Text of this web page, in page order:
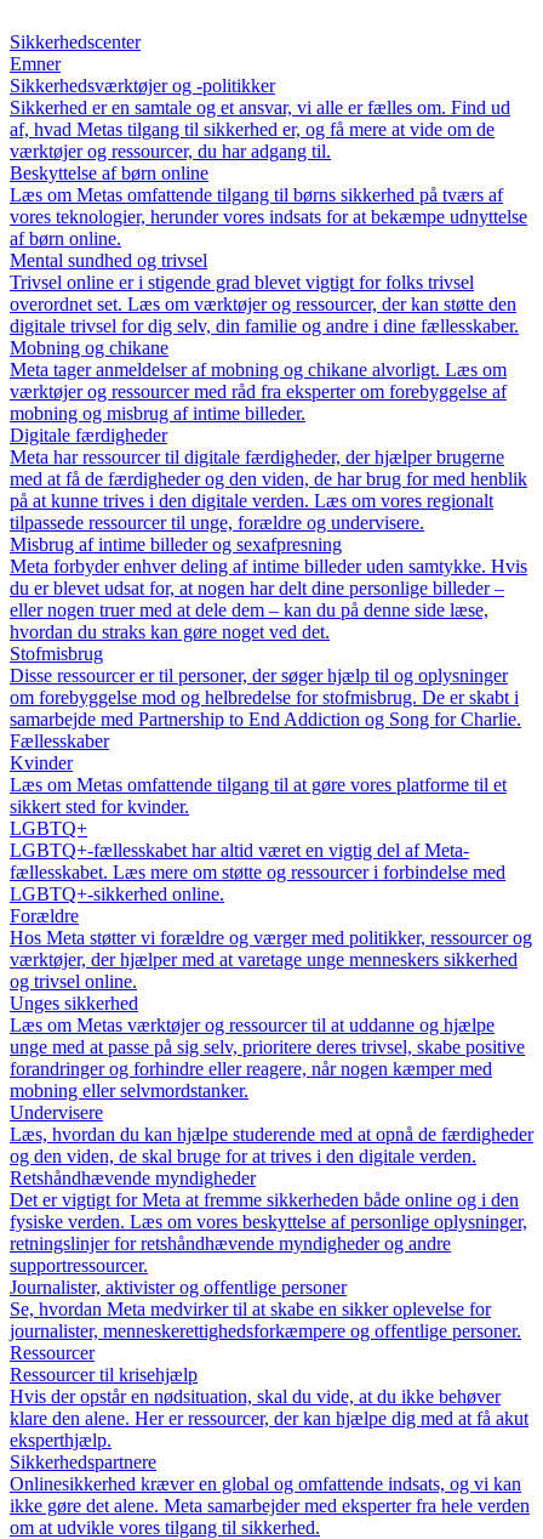
Sikkerhedscenter
Emner
Sikkerhedsværktøjer og -politikker
Sikkerhed er en samtale og et ansvar, vi alle er fælles om. Find ud
af, hvad Metas tilgang til sikkerhed er, og få mere at vide om de
værktøjer og ressourcer, du har adgang til.
Beskyttelse af børn online
Læs om Metas omfattende tilgang til børns sikkerhed på tværs af
vores teknologier, herunder vores indsats for at bekæmpe udnyttelse
af børn online.
Mental sundhed og trivsel
Trivsel online er i stigende grad blevet vigtigt for folks trivsel
overordnet set. Læs om værktøjer og ressourcer, der kan støtte den
digitale trivsel for dig selv, din familie og andre i dine fællesskaber.
Mobning og chikane
Meta tager anmeldelser af mobning og chikane alvorligt. Læs om
værktøjer og ressourcer med råd fra eksperter om forebyggelse af
mobning og misbrug af intime billeder.
Digitale færdigheder
Meta har ressourcer til digitale færdigheder, der hjælper brugerne
med at få de færdigheder og den viden, de har brug for med henblik
på at kunne trives i den digitale verden. Læs om vores regionalt
tilpassede ressourcer til unge, forældre og undervisere.
Misbrug af intime billeder og sexafpresning
Meta forbyder enhver deling af intime billeder uden samtykke. Hvis
du er blevet udsat for, at nogen har delt dine personlige billeder –
eller nogen truer med at dele dem – kan du på denne side læse,
hvordan du straks kan gøre noget ved det.
Stofmisbrug
Disse ressourcer er til personer, der søger hjælp til og oplysninger
om forebyggelse mod og helbredelse for stofmisbrug. De er skabt i
samarbejde med Partnership to End Addiction og Song for Charlie.
Fællesskaber
Kvinder
Læs om Metas omfattende tilgang til at gøre vores platforme til et
sikkert sted for kvinder.
LGBTQ+
LGBTQ+-fællesskabet har altid været en vigtig del af Meta-
fællesskabet. Læs mere om støtte og ressourcer i forbindelse med
LGBTQ+-sikkerhed online.
Forældre
Hos Meta støtter vi forældre og værger med politikker, ressourcer og
værktøjer, der hjælper med at varetage unge menneskers sikkerhed
og trivsel online.
Unges sikkerhed
Læs om Metas værktøjer og ressourcer til at uddanne og hjælpe
unge med at passe på sig selv, prioritere deres trivsel, skabe positive
forandringer og forhindre eller reagere, når nogen kæmper med
mobning eller selvmordstanker.
Undervisere
Læs, hvordan du kan hjælpe studerende med at opnå de færdigheder
og den viden, de skal bruge for at trives i den digitale verden.
Retshåndhævende myndigheder
Det er vigtigt for Meta at fremme sikkerheden både online og i den
fysiske verden. Læs om vores beskyttelse af personlige oplysninger,
retningslinjer for retshåndhævende myndigheder og andre
supportressourcer.
Journalister, aktivister og offentlige personer
Se, hvordan Meta medvirker til at skabe en sikker oplevelse for
journalister, menneskerettighedsforkæmpere og offentlige personer.
Ressourcer
Ressourcer til krisehjælp
Hvis der opstår en nødsituation, skal du vide, at du ikke behøver
klare den alene. Her er ressourcer, der kan hjælpe dig med at få akut
eksperthjælp.
Sikkerhedspartnere
Onlinesikkerhed kræver en global og omfattende indsats, og vi kan
ikke gøre det alene. Meta samarbejder med eksperter fra hele verden
om at udvikle vores tilgang til sikkerhed.